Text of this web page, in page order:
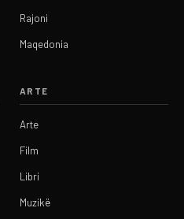
Rajoni
Maqedonia
ARTE
Arte
Film
Libri
Muzikë